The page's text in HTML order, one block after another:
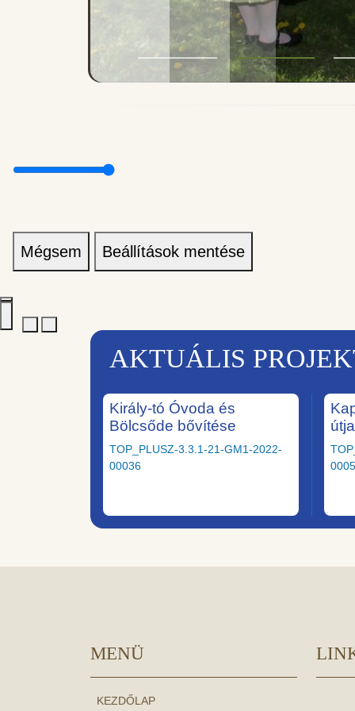
Mégsem Beállítások mentése
AKTUÁLIS
Király-tó Óvoda és
Bölcsőde bővítése
TOP_PLUSZ-3.3.1-21-GM1-2022-
00036
MENÜ
KEZDŐLAP